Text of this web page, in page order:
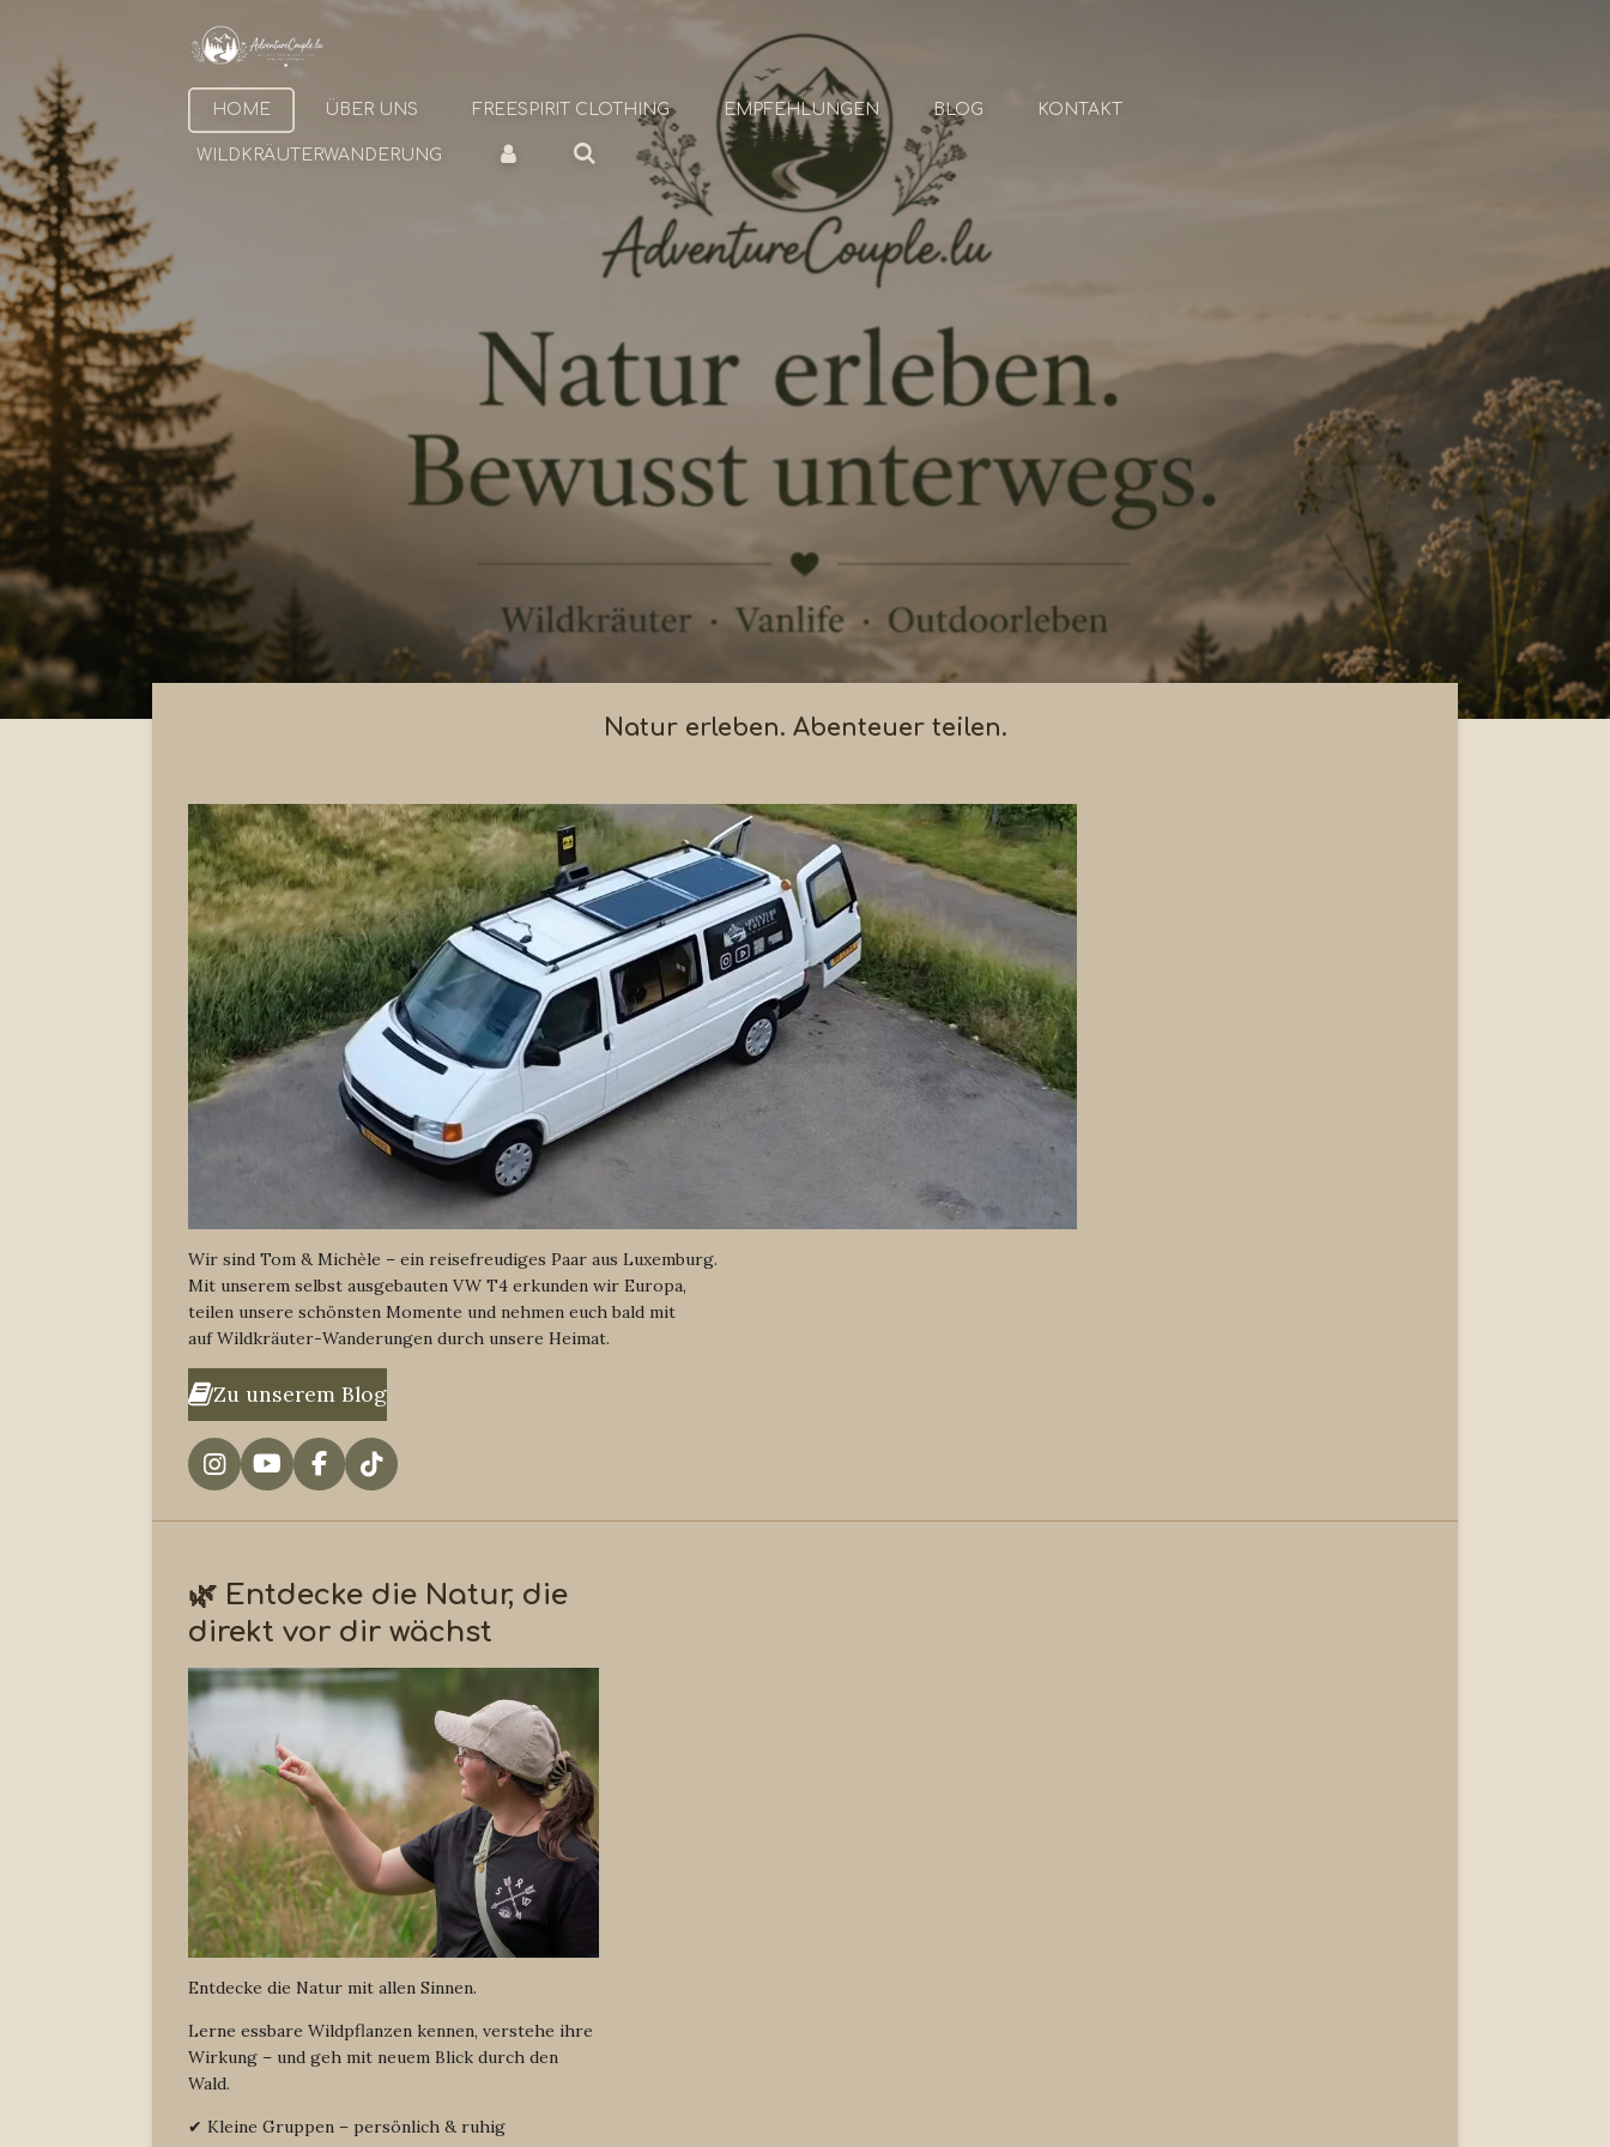
springen
HOME ÜBER UNS FREESPIRIT CLOTHING EMPFEHLUNGEN BLOG KONTAKT
WILDKRÄUTERWANDERUNG
Natur erleben. Abenteuer teilen.
Wir sind Tom & Michèle – ein reisefreudiges Paar aus Luxemburg.
Mit unserem selbst ausgebauten VW T4 erkunden wir Europa,
teilen unsere schönsten Momente und nehmen euch bald mit
auf Wildkräuter-Wanderungen durch unsere Heimat.
Zu unserem Blog
I
n
s
g
r
a
m
Y
o
u
b
e
F
a
c
o
o
k
T
i
k
k
🌿 Entdecke die Natur, die
direkt vor dir wächst
Entdecke die Natur mit allen Sinnen.
Lerne essbare Wildpflanzen kennen, verstehe ihre
Wirkung – und geh mit neuem Blick durch den
Wald.
✔ Kleine Gruppen – persönlich & ruhig